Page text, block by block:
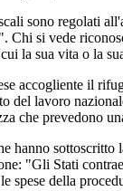
sono regolati
si vede
la sua vita o la
accogliente il
del lavoro
che prevedono
hanno sottoscritto
"Gli Stati
spese della